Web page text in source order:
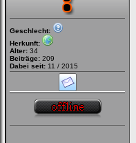
Geschlecht:
Herkunft:
Alter: 34
Beiträge: 209
Dabei seit: 11 / 2015